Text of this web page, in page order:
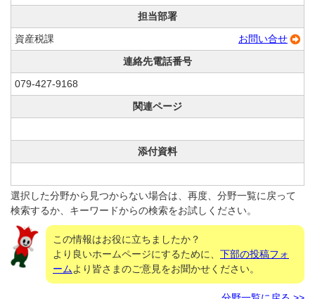
担当部署
お問い合せ
資産税課
連絡先電話番号
079-427-9168
関連ページ
添付資料
選択した分野から見つからない場合は、再度、分野一覧に戻って
検索するか、キーワードからの検索をお試しください。
この情報はお役に立ちましたか？
より良いホームページにするために、 下部の投稿フォ
ームより皆さまのご意見をお聞かせください。